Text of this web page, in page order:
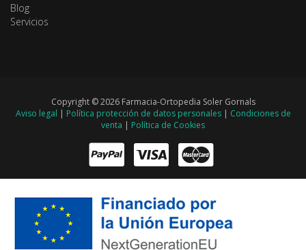
Blog
Servicios
Copyright © 2026 Farmacia-Ortopedia Soler Gornals
Aviso legal | Política protección de datos personales| Condiciones de
venta | Política de Cookies